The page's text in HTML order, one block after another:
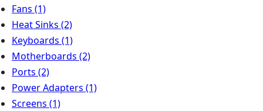
Fans (1)
Heat Sinks (2)
Keyboards (1)
Motherboards (2)
Ports (2)
Power Adapters (1)
Screens (1)